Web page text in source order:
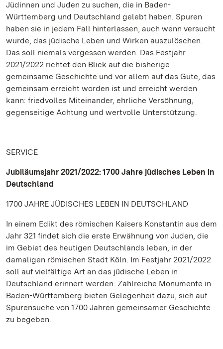
Jüdinnen und Juden zu suchen, die in Baden-
Württemberg und Deutschland gelebt haben. Spuren
haben sie in jedem Fall hinterlassen, auch wenn versucht
wurde, das jüdische Leben und Wirken auszulöschen.
Das soll niemals vergessen werden. Das Festjahr
2021/2022 richtet den Blick auf die bisherige
gemeinsame Geschichte und vor allem auf das Gute, das
gemeinsam erreicht worden ist und erreicht werden
kann: friedvolles Miteinander, ehrliche Versöhnung,
gegenseitige Achtung und wertvolle Unterstützung.
SERVICE
Jubiläumsjahr 2021/2022: 1700 Jahre jüdisches Leben in
Deutschland
1700 JAHRE JÜDISCHES LEBEN IN DEUTSCHLAND
In einem Edikt des römischen Kaisers Konstantin aus dem
Jahr 321 findet sich die erste Erwähnung von Juden, die
im Gebiet des heutigen Deutschlands leben, in der
damaligen römischen Stadt Köln. Im Festjahr 2021/2022
soll auf vielfältige Art an das jüdische Leben in
Deutschland erinnert werden: Zahlreiche Monumente in
Baden-Württemberg bieten Gelegenheit dazu, sich auf
Spurensuche von 1700 Jahren gemeinsamer Geschichte
zu begeben.